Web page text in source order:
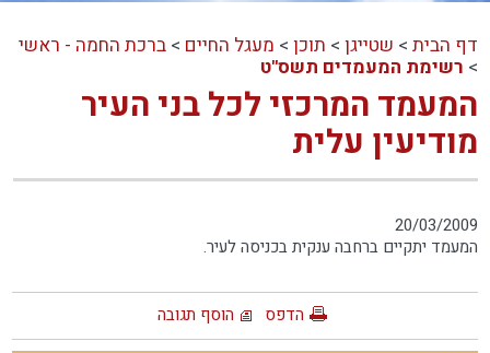
דף הבית > שטייגן > תוכן > מעגל החיים >ברכת החמה - ראשי
> רשימת המעמדים תשס"ט
המעמד המרכזי לכל בני העיר
מודיעין עלית
20/03/2009
המעמד יתקיים ברחבה ענקית בכניסה לעיר.
הדפס הוסף תגובה